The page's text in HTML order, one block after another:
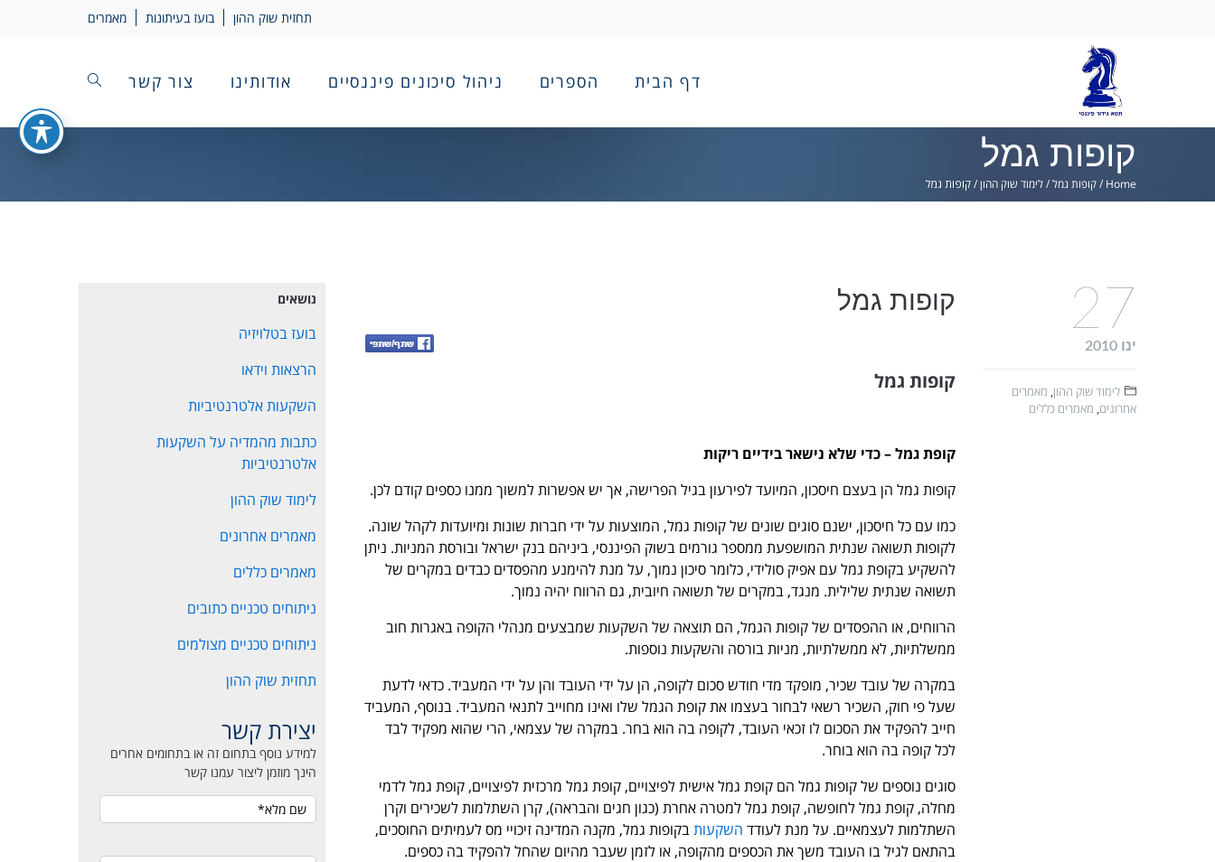
תחזית שוק ההון בועז בעיתונות מאמרים
דף הבית הספרים ניהול סיכונים פיננסיים אודותינו צור קשר
קופות גמל
Home
/קופות גמל/לימוד שוק ההון/קופות גמל
קופות גמל
קופות גמל
קופת גמל – כדי שלא נישאר בידיים ריקות
קופות גמל הן בעצם חיסכון, המיועד לפירעון בגיל הפרישה, אך יש אפשרות למשוך ממנו כספים קודם לכן.
כמו עם כל חיסכון, ישנם סוגים שונים של קופות גמל, המוצעות על ידי חברות שונות ומיועדות לקהל שונה.
לקופות תשואה שנתית המושפעת ממספר גורמים בשוק הפיננסי, ביניהם בנק ישראל ובורסת המניות. ניתן
להשקיע בקופת גמל עם אפיק סולידי, כלומר סיכון נמוך, על מנת להימנע מהפסדים כבדים במקרים של
תשואה שנתית שלילית. מנגד, במקרים של תשואה חיובית, גם הרווח יהיה נמוך.
הרווחים, או ההפסדים של קופות הגמל, הם תוצאה של השקעות שמבצעים מנהלי הקופה באגרות חוב
ממשלתיות, לא ממשלתיות, מניות בורסה והשקעות נוספות.
במקרה של עובד שכיר, מופקד מדי חודש סכום לקופה, הן על ידי העובד והן על ידי המעביד. כדאי לדעת
שעל פי חוק, השכיר רשאי לבחור בעצמו את קופת הגמל שלו ואינו מחוייב לתנאי המעביד. בנוסף, המעביד
חייב להפקיד את הסכום לו זכאי העובד, לקופה בה הוא בחר. במקרה של עצמאי, הרי שהוא מפקיד לבד
לכל קופה בה הוא בוחר.
סוגים נוספים של קופות גמל הם קופת גמל אישית לפיצויים, קופת גמל מרכזית לפיצויים, קופת גמל לדמי
מחלה, קופת גמל לחופשה, קופת גמל למטרה אחרת (כגון חגים והבראה), קרן השתלמות לשכירים וקרן
השתלמות לעצמאיים. על מנת לעודד השקעותבקופות גמל, מקנה המדינה זיכויי מס לעמיתים החוסכים,
בהתאם לגיל בו העובד משך את הכספים מהקופה, או לזמן שעבר מהיום שהחל להפקיד בה כספים.
27
ינו 2010
לימוד שוק ההון, מאמרים
אחרונים, מאמרים כללים
נושאים
בועז בטלויזיה
הרצאות וידאו
השקעות אלטרנטיביות
כתבות מהמדיה על השקעות
אלטרנטיביות
לימוד שוק ההון
מאמרים אחרונים
מאמרים כללים
ניתוחים טכניים כתובים
ניתוחים טכניים מצולמים
תחזית שוק ההון
יצירת קשר
למידע נוסף בתחום זה או בתחומים אחרים
הינך מוזמן ליצור עמנו קשר